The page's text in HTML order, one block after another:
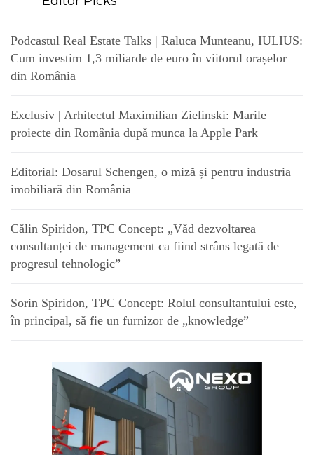
Podcastul Real Estate Talks | Raluca Munteanu, IULIUS:
Cum investim 1,3 miliarde de euro în viitorul orașelor
din România
Exclusiv | Arhitectul Maximilian Zielinski: Marile
proiecte din România după munca la Apple Park
Editorial: Dosarul Schengen, o miză și pentru industria
imobiliară din România
Călin Spiridon, TPC Concept: „Văd dezvoltarea
consultanței de management ca fiind strâns legată de
progresul tehnologic”
Sorin Spiridon, TPC Concept: Rolul consultantului este,
în principal, să fie un furnizor de „knowledge”